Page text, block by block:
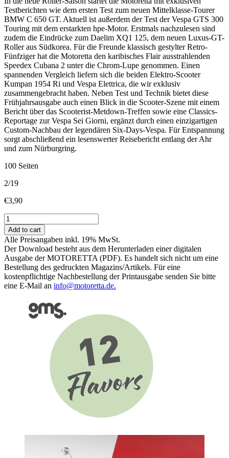
Testberichten wie dem ersten Test zum neuen Mittelklasse-Tourer
BMW C 650 GT. Aktuell ist außerdem der Test der Vespa GTS 300
Touring mit dem erstarkten hpe-Motor. Erstmals nachzulesen sind
zudem die Eindrücke zum Daelim XQ1 125, dem neuen Luxus-GT-
Roller aus Südkorea. Für die Freunde klassisch gestylter Retro-
Fünfziger hat die Motoretta den karibisches Flair ausstrahlenden
Speedex Cubana 2 unter die Chrom-Lupe genommen. Einen
spannenden Vergleich liefern sich die beiden Elektro-Scooter
Kumpan 1954 Ri und Vespa Elettrica, die wir exklusiv
zusammengebracht haben. Neben Test und Technik bietet diese
Frühjahrsausgabe auch einen Blick in die Scooter-Szene mit einem
Bericht über das Scooterist-Metdown-Treffen sowie eine Classics-
Reportage zur Vespa Sei Giorni, ergänzt durch einen einzigartigen
Custom-Nachbau der legendären Six-Days-Vespa. Für Entspannung
sorgt abschließend ein lesenswerter Reisebericht entlang der Ahr
und zum Nürburgring.
100 Seiten
2/19
€3,90
Neu:
Exklusive
Tests
und
Vergleiche
quantity
Add to cart
Alle Preisangaben inkl. 19% MwSt.
Der Download besteht aus dem Herunterladen einer digitalen
Ausgabe der MOTORETTA (PDF). Es handelt sich nicht um eine
Bestellung des gedruckten Magazins/Artikels. Für eine
kostenpflichtige Nachbestellung der Printausgabe senden Sie bitte
eine E-Mail an info@motoretta.de.